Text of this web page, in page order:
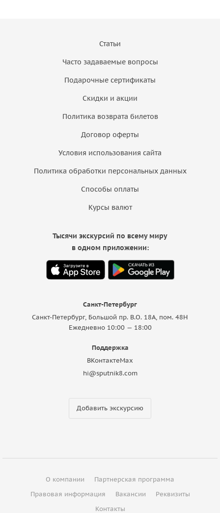
Статьи
Часто задаваемые вопросы
Подарочные сертификаты
Скидки и акции
Политика возврата билетов
Договор оферты
Условия использования сайта
Политика обработки персональных данных
Способы оплаты
Курсы валют
Санкт-Петербург
Санкт-Петербург, Большой пр. В.О. 18A, пом. 48Н
Ежедневно 10:00 — 18:00
Поддержка
ВКонтактеMax
hi@sputnik8.com
Добавить экскурсию
Тысячи экскурсий по всему миру
в одном приложении:
О компании
Партнерская программа
Правовая информация
Вакансии
Реквизиты
Контакты